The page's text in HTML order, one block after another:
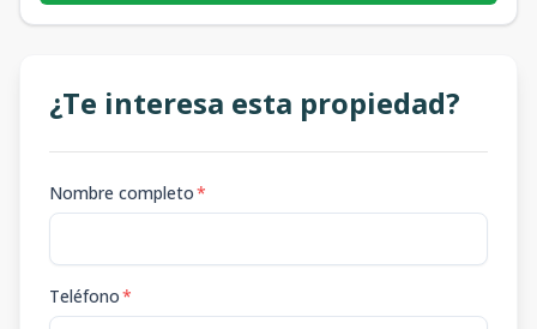
¿Te interesa esta propiedad?
Nombre completo*
Teléfono*